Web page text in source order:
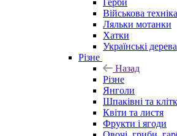
Герби
Військова техніка
Ляльки мотанки
Хатки
Українські дерева
Різне
Назад
Різне
Янголи
Шпаківні та
Квіти та листя
Фрукти і ягоди